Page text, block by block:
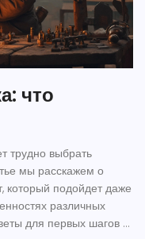
что
трудно выбрать
мы расскажем о
который подойдет даже
различных
для первых шагов в